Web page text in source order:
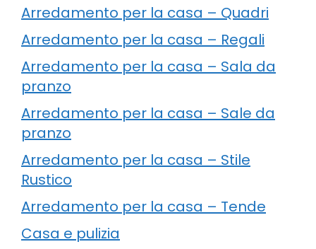
Arredamento per la casa – Quadri
Arredamento per la casa – Regali
Arredamento per la casa – Sala da
pranzo
Arredamento per la casa – Sale da
pranzo
Arredamento per la casa – Stile
Rustico
Arredamento per la casa – Tende
Casa e pulizia